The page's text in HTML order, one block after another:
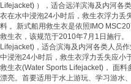
Lifejacket) ），适合远洋滨海及内河各
衣在水中浸泡24小时后， 救生衣浮力丢
料 。新式船用救生衣是依照IMO
救生衣 ，该规范于2010年7月1日施
Lifejacket)，适合滨海及内河各类人员作
中浸泡24小时后， 救生衣浮力丢失应
救生衣(Water Sports Lifejacket)， 面料
漂亮。首要适用于水上游玩、学习游